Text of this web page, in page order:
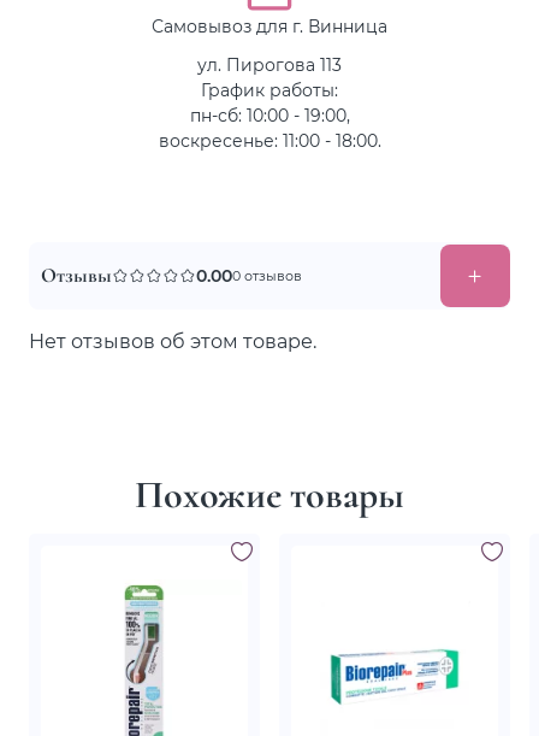
Самовывоз для г. Винница
ул. Пирогова 113
График работы:
пн-сб: 10:00 - 19:00,
воскресенье: 11:00 - 18:00.
Отзывы 0.000 отзывов
Нет отзывов об этом товаре.
Похожие товары